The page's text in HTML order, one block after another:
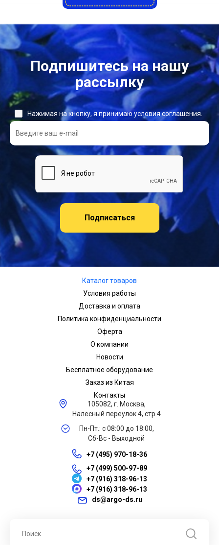
Подпишитесь на нашу
рассылку
Подписаться
Нажимая на кнопку, я принимаю условия соглашения.
Каталог товаров
Условия работы
Доставка и оплата
Политика конфиденциальности
Оферта
О компании
Новости
Бесплатное оборудование
Заказ из Китая
Контакты
105082, г. Москва,
Налесный переулок 4, стр.4
Пн-Пт.: с 08:00 до 18:00,
Сб-Вс - Выходной
+7 (495) 970-18-36
+7 (499) 500-97-89
+7 (916) 318-96-13
+7 (916) 318-96-13
ds@argo-ds.ru